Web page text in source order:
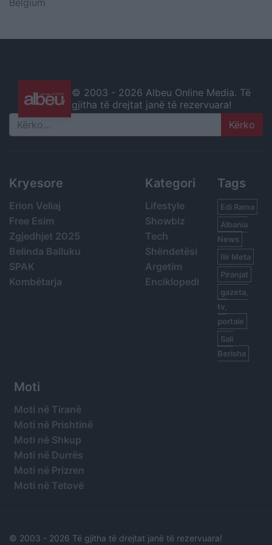
© 2003 - 2026 Albeu Online Media. Të
gjitha të drejtat janë të rezervuara!
Search
Kryesore
Erion Veliaj
Free Esim
Zgjedhjet 2025
Belinda Balluku
SPAK
Kombëtarja
Kategori
Lifestyle
Showbiz
Tech
Shëndetësi
Argetim
Enciklopedi
Tags
Edi Rama
Albania
News
Ilir Meta
Piranjat
gazeta,
tv,
portale
Sali
Berisha
Moti
Moti në Tiranë
Moti në Prishtinë
Moti në Shkup
Moti në Durrës
Moti në Prizren
Moti në Tetovë
© 2003 - 2026 Të gjitha të drejtat janë të rezervuara!